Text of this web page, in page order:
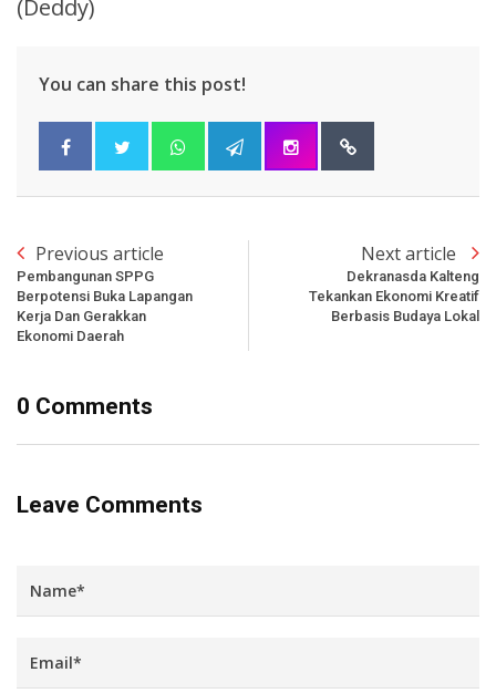
(Deddy)
You can share this post!
Previous article
Pembangunan SPPG
Berpotensi Buka Lapangan
Kerja Dan Gerakkan
Ekonomi Daerah
Next article
Dekranasda Kalteng
Tekankan Ekonomi Kreatif
Berbasis Budaya Lokal
0 Comments
Leave Comments